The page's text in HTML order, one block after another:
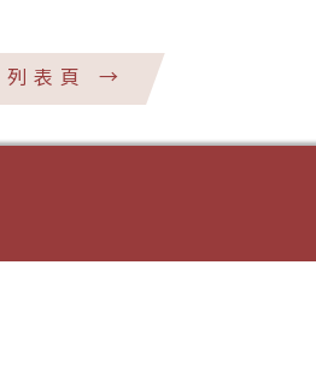
列表頁→